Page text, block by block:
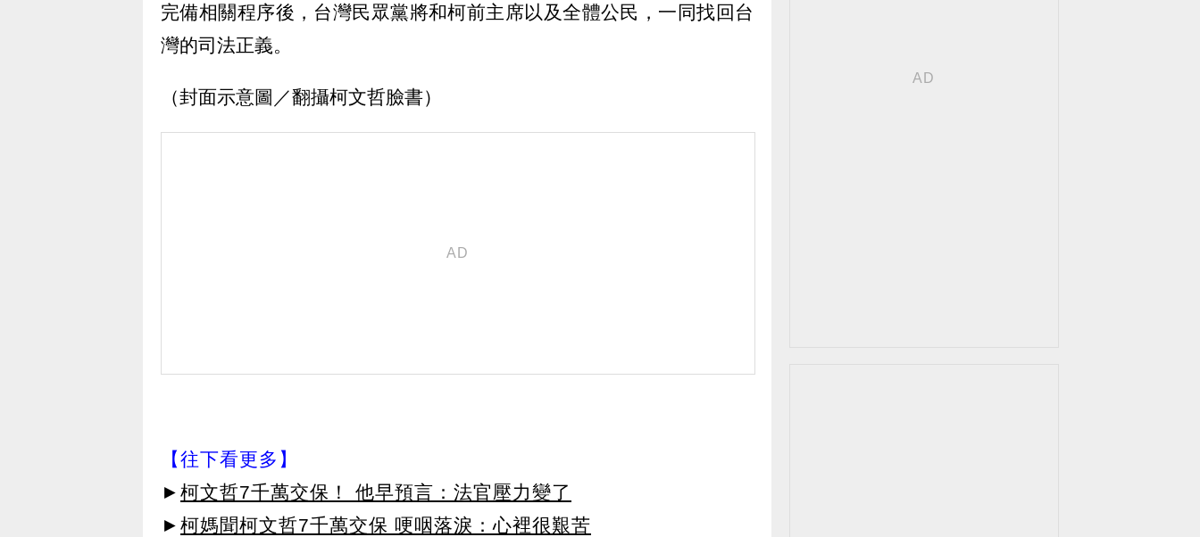
完備相關程序後，台灣民眾黨將和柯前主席以及全體公民，一同找回台
灣的司法正義。
（封面示意圖／翻攝柯文哲臉書）
【往下看更多】
► 柯文哲7千萬交保！ 他早預言：法官壓力變了
► 柯媽聞柯文哲7千萬交保 哽咽落淚：心裡很艱苦